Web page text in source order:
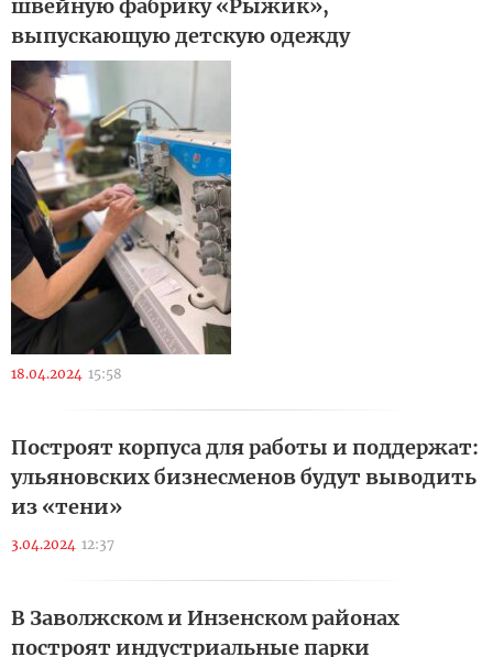
швейную фабрику «Рыжик»,
выпускающую детскую одежду
18.04.2024 15:58
Построят корпуса для работы и поддержат:
ульяновских бизнесменов будут выводить
из «тени»
3.04.2024 12:37
В Заволжском и Инзенском районах
построят индустриальные парки